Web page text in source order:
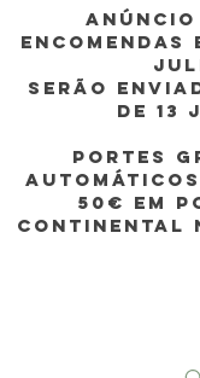
Anúncio
ENCOMENDAS
SERÃO
DE 13
PORTES
50€ EM
continental